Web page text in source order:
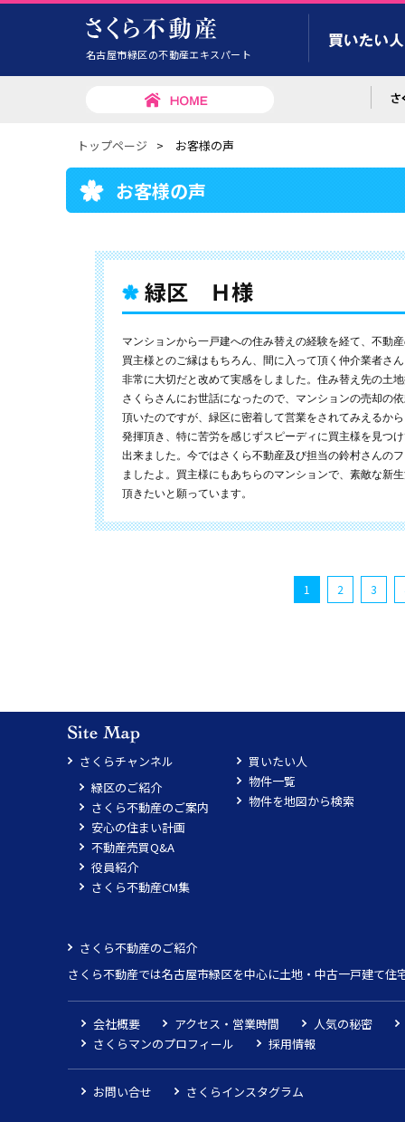
名古屋市緑区の不動産エキスパート
トップページ > お客様の声
お客様の声
緑区 Ｈ様
マンションから一戸建への住み替えの経験を経て、不動
買主様とのご縁はもちろん、間に入って頂く仲介業者さ
非常に大切だと改めて実感をしました。住み替え先の土
さくらさんにお世話になったので、マンションの売却の
頂いたのですが、緑区に密着して営業をされてみえるか
発揮頂き、特に苦労を感じずスピーディに買主様を見つ
出来ました。今ではさくら不動産及び担当の鈴村さんの
ましたよ。買主様にもあちらのマンションで、素敵な新
頂きたいと願っています。
1 2 3
さくらチャンネル
緑区のご紹介
さくら不動産のご案内
安心の住まい計画
不動産売買Q&A
役員紹介
さくら不動産CM集
買いたい人
物件一覧
物件を地図から検索
さくら不動産のご紹介
さくら不動産では名古屋市緑区を中心に土地・中古一戸建て
会社概要 アクセス・営業時間
人気の秘密
さくらマンのプロフィール
採用情報
お問い合せ さくらインスタグラム